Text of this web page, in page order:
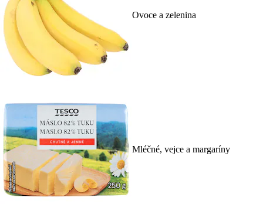
Ovoce a zelenina
Mléčné, vejce a margaríny